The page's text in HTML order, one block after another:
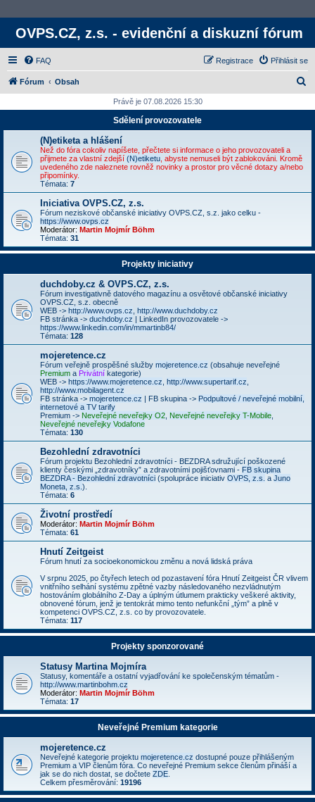
OVPS.CZ, z.s. - evidenční a diskuzní fórum
FAQ Přihlásit se
Registrace
Fórum Obsah
d
Právě je 07.08.2026 15:30
Sdělení provozovatele
(N)etiketa a hlášení
Než do fóra cokoliv napíšete, přečtete si informace o jeho provozovateli a
přijmete za vlastní zdejší (N)etiketu , abyste nemuseli být zablokováni. Kromě
uvedeného zde naleznete rovněž novinky a prostor pro věcné dotazy a/nebo
připomínky.
Témata: 7
Iniciativa OVPS.CZ, z.s.
Fórum neziskové občanské iniciativy OVPS.CZ, s.z. jako celku -
https://www.ovps.cz
Moderátor: Martin Mojmír Böhm
Témata: 31
Projekty iniciativy
duchdoby.cz & OVPS.CZ, z.s.
Fórum investigativně datového magazínu a osvětové občanské iniciativy
OVPS.CZ, s.z. obecně
WEB -> http://www.ovps.cz http://www.duchdoby.cz
FB stránka -> duchdoby.cz | LinkedIn provozovatele ->
https://www.linkedin.com/in/mmartinb84/
Témata: 128
mojeretence.cz
Fórum veřejně prospěšné služby mojeretence.cz (obsahuje neveřejné
Premium a Privátní kategorie)
WEB -> https://www.mojeretence.cz http://www.supertarif.cz
http://www.mobilagent.cz
FB stránka -> mojeretence.cz | FB skupina -> Podpultové / neveřejné mobilní,
internetové a TV tarify
Premium -> Neveřejné neveřejky O2 Neveřejné neveřejky T-Mobile
Neveřejné neveřejky Vodafone
Témata: 130
Bezohlední zdravotníci
Fórum projektu Bezohlední zdravotníci - BEZDRA sdružující poškozené
klienty českými „zdravotníky” a zdravotními pojišťovnami - FB skupina
BEZDRA - Bezohlední zdravotníci (spolupráce iniciativ OVPS, z.s. a Juno
Moneta, z.s. ).
Témata: 6
Životní prostředí
Moderátor: Martin Mojmír Böhm
Témata: 61
Hnutí Zeitgeist
Fórum hnutí za socioekonomickou změnu a nová lidská práva
V srpnu 2025, po čtyřech letech od pozastavení fóra Hnutí Zeitgeist ČR vlivem
vnitřního selhání systému zpětné vazby následovaného nezvládnutým
hostováním globálního Z-Day a úplným útlumem prakticky veškeré aktivity,
obnovené fórum, jenž je tentokrát mimo tento nefunkční „tým” a plně v
kompetenci OVPS.CZ, z.s. co by provozovatele.
Témata: 117
Projekty sponzorované
Statusy Martina Mojmíra
Statusy, komentáře a ostatní vyjadřování ke společenským tématům -
http://www.martinbohm.cz
Moderátor: Martin Mojmír Böhm
Témata: 17
Neveřejné Premium kategorie
mojeretence.cz
Neveřejné kategorie projektu mojeretence.cz dostupné pouze přihlášeným
Premium a VIP členům fóra. Co neveřejné Premium sekce členům přináší a
jak se do nich dostat, se dočtete ZDE
Celkem přesměrování: 19196